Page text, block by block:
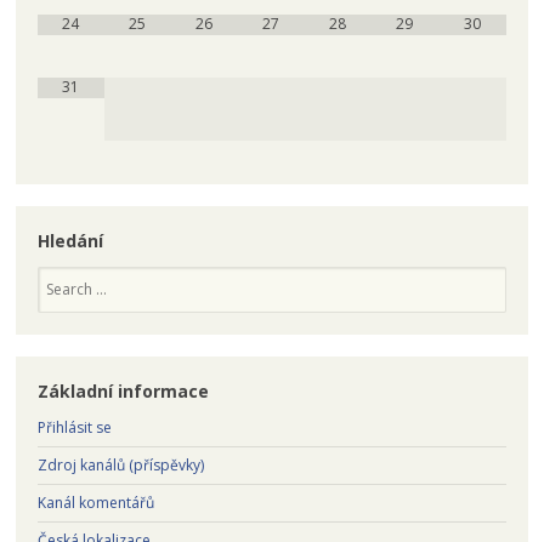
24 25 26 27 28 29 30
31
Hledání
Základní informace
Přihlásit se
Zdroj kanálů (příspěvky)
Kanál komentářů